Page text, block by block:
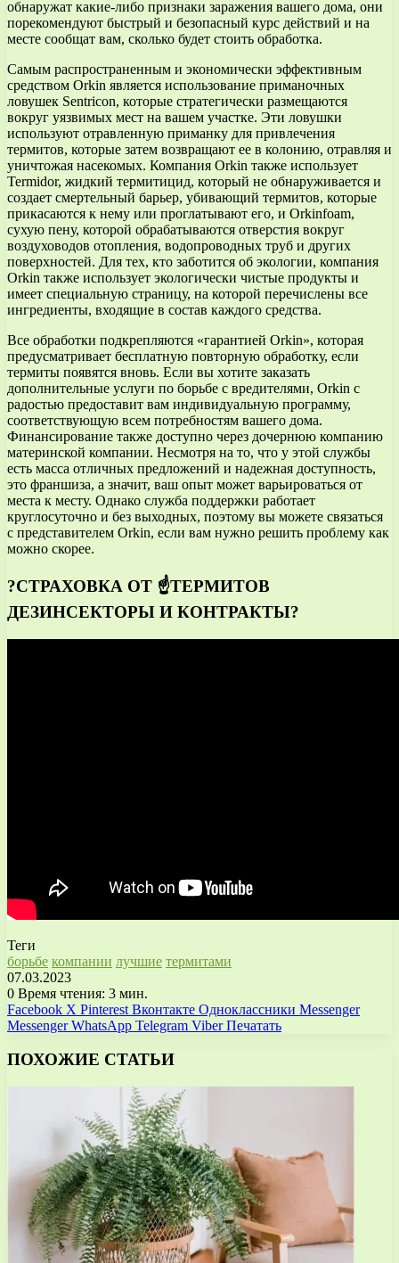
обнаружат какие-либо признаки заражения вашего дома, они
порекомендуют быстрый и безопасный курс действий и на
месте сообщат вам, сколько будет стоить обработка.
Самым распространенным и экономически эффективным
средством Orkin является использование приманочных
ловушек Sentricon, которые стратегически размещаются
вокруг уязвимых мест на вашем участке. Эти ловушки
используют отравленную приманку для привлечения
термитов, которые затем возвращают ее в колонию, отравляя и
уничтожая насекомых. Компания Orkin также использует
Termidor, жидкий термитицид, который не обнаруживается и
создает смертельный барьер, убивающий термитов, которые
прикасаются к нему или проглатывают его, и Orkinfoam,
сухую пену, которой обрабатываются отверстия вокруг
воздуховодов отопления, водопроводных труб и других
поверхностей. Для тех, кто заботится об экологии, компания
Orkin также использует экологически чистые продукты и
имеет специальную страницу, на которой перечислены все
ингредиенты, входящие в состав каждого средства.
Все обработки подкрепляются «гарантией Orkin», которая
предусматривает бесплатную повторную обработку, если
термиты появятся вновь. Если вы хотите заказать
дополнительные услуги по борьбе с вредителями, Orkin с
радостью предоставит вам индивидуальную программу,
соответствующую всем потребностям вашего дома.
Финансирование также доступно через дочернюю компанию
материнской компании. Несмотря на то, что у этой службы
есть масса отличных предложений и надежная доступность,
это франшиза, а значит, ваш опыт может варьироваться от
места к месту. Однако служба поддержки работает
круглосуточно и без выходных, поэтому вы можете связаться
с представителем Orkin, если вам нужно решить проблему как
можно скорее.
?СТРАХОВКА ОТ ☝ТЕРМИТОВ
ДЕЗИНСЕКТОРЫ И КОНТРАКТЫ?
Теги
борьбе компании лучшие термитами
07.03.2023
0 Время чтения: 3 мин.
Facebook X Pinterest Вконтакте Одноклассники Messenger
Messenger WhatsApp Telegram Viber Печатать
ПОХОЖИЕ СТАТЬИ